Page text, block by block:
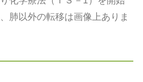
肺以外の転移は画像上ありま